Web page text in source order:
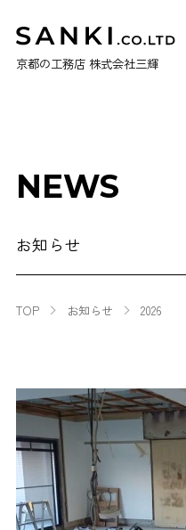
京都の工務店 株式会社三輝
NEWS
お知らせ
TOP お知らせ 2026